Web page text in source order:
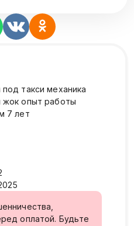
такси механика
жок опыт работы
7 лет
оплатой. Будьте